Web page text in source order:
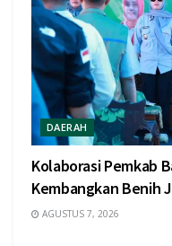
DAERAH
Kolaborasi Pemkab
Kembangkan Benih
AGUSTUS 7, 2026